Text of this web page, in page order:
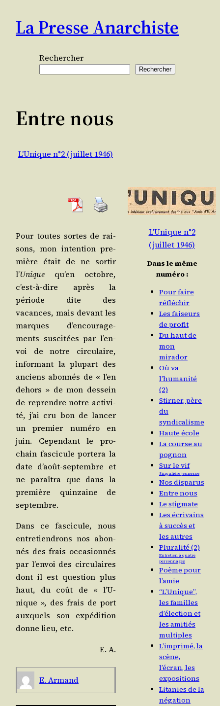
contenu
La Presse Anarchiste
Rechercher
Rechercher
Entre nous
L'Unique n°2 (juillet 1946)
Pour toutes sortes de rai­
sons, mon inten­tion pre­
mière était de ne sor­tir
l’Unique qu’en octobre,
c’est-à-dire après la
période dite des
vacances, mais devant les
marques d’en­cou­ra­ge­
ments sus­ci­tées par l’en­
voi de notre cir­cu­laire,
infor­mant la plu­part des
anciens abon­nés de « l’en
dehors » de mon des­sein
de reprendre notre acti­vi­
té, j’ai cru bon de lan­cer
un pre­mier numé­ro en
juin. Cepen­dant le pro­
chain fas­ci­cule por­te­ra la
date d’août-sep­tembre et
ne paraî­tra que dans la
pre­mière quin­zaine de
septembre.
Dans ce fas­ci­cule, nous
entre­tien­drons nos abon­
nés des frais occa­sion­nés
par l’en­voi des cir­cu­laires
dont il est ques­tion plus
haut, du coût de « l’U­
nique », des frais de port
aux­quels son expé­di­tion
donne lieu, etc.
E. A.
E. Armand
L'Unique n°2
(juillet 1946)
Dans le même
numéro :
Pour faire
réfléchir
Les faiseurs
de profit
Du haut de
mon
mirador
Où va
l’humanité
(2)
Stirner, père
du
syndicalisme
Haute école
La course au
pognon
Sur le vif
Singulière jeunesse
Nos disparus
Entre nous
Le stigmate
Les écrivains
à succès et
les autres
Pluralité (2)
Entretien à quatre
personnages
Poème pour
l’amie
“L’Unique”,
les familles
d’élection et
les amitiés
multiples
L’imprimé, la
scène,
l’écran, les
expositions
Litanies de la
négation